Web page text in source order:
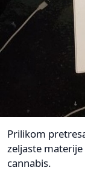
Prilikom
zeljaste
cannabis.